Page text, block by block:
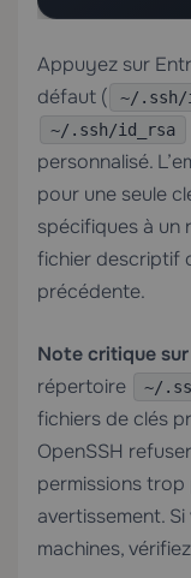
Appuyez sur
défaut (
~/.ssh/
~/.ssh/id_rsa
personnalisé.
pour une seule
spécifiques à un
fichier descriptif
précédente.
Note critique
répertoire
~/
fichiers de clés
OpenSSH
permissions
avertissement.
machines,